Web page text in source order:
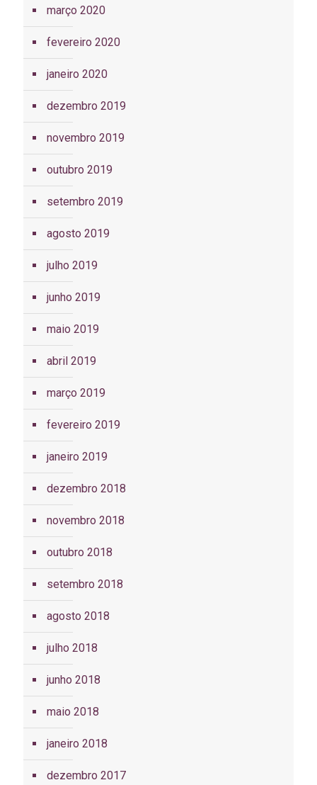
março 2020
fevereiro 2020
janeiro 2020
dezembro 2019
novembro 2019
outubro 2019
setembro 2019
agosto 2019
julho 2019
junho 2019
maio 2019
abril 2019
março 2019
fevereiro 2019
janeiro 2019
dezembro 2018
novembro 2018
outubro 2018
setembro 2018
agosto 2018
julho 2018
junho 2018
maio 2018
janeiro 2018
dezembro 2017